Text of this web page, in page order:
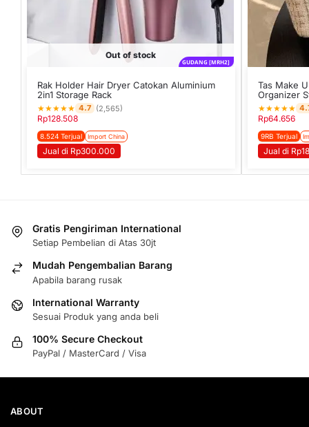
Out of stock
GUDANG [MRH2]
Rak Holder Hair Dryer Catokan Aluminium
2in1 Storage Rack
★★★★★ 4.7 (2,565)
Rp128.508
8.524 Terjual Import China
Jual di Rp300.000
Tas Make
Organizer
★★★★★
Rp64.656
9RB Terjual
Jual di
Gratis Pengiriman International
Setiap Pembelian di Atas 30jt
Mudah Pengembalian Barang
Apabila barang rusak
International Warranty
Sesuai Produk yang anda beli
100% Secure Checkout
PayPal / MasterCard / Visa
ABOUT